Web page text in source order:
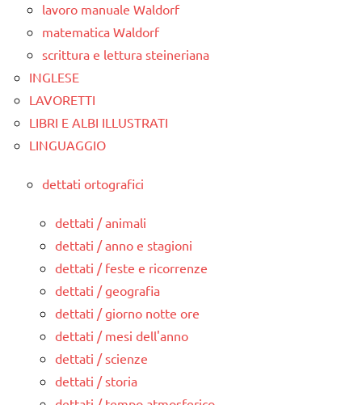
lavoro manuale Waldorf
matematica Waldorf
scrittura e lettura steineriana
INGLESE
LAVORETTI
LIBRI E ALBI ILLUSTRATI
LINGUAGGIO
dettati ortografici
dettati / animali
dettati / anno e stagioni
dettati / feste e ricorrenze
dettati / geografia
dettati / giorno notte ore
dettati / mesi dell'anno
dettati / scienze
dettati / storia